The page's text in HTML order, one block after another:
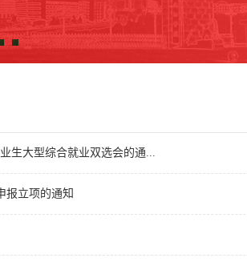
生大型综合就业双选会的通...
报立项的通知